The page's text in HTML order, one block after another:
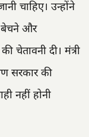
चाहिए। उन्होंने
बेचने और
चेतावनी दी। मंत्री
सरकार की
नहीं होनी